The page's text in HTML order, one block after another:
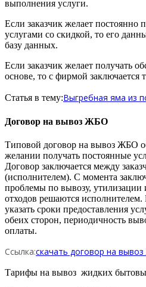
выполнения услуги.
Если заказчик желает постоянно
услугами со скидкой, то его
базу данных.
Если заказчик желает получать
основе, то с фирмой заключается
Статья в тему:Выгребная яма из
Договор на вывоз ЖБО
Типовой договор на вывоз ЖБО
желании получать постоянные
Договор заключается между
(исполнителем). С момента
проблемы по вывозу, утилизации
отходов решаются
указать сроки предоставления
обеих сторон, периодичность
оплаты.
Ссылка:скачать договор на
Тарифы на вывоз жидких